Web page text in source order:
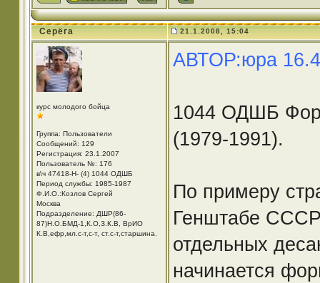
Серёга 21.1.2008, 15:04
курс молодого бойца
Группа: Пользователи
Сообщений: 129
Регистрация: 23.1.2007
Пользователь №: 176
в\ч 47418-Н- (4) 1044 ОДШБ
Период службы: 1985-1987
Ф.И.О.:Козлов Сергей
Москва
Подразделение: ДШР(86-
87)Н.О.БМД-1,К.О,З.К.В, ВрИО
К.В,ефр,мл.с-т,с-т, ст.с-т,старшина.
АВТОР:юра
1044 ОДШБ
(1979-1991).
По примеру
Генштабе
отдельных
начинается